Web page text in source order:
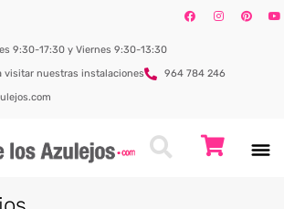
9:30-17:30 y Viernes 9:30-13:30
visitar nuestras instalaciones
964 784 246